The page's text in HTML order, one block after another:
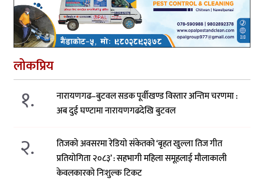
लोकप्रिय
१.
नारायणगढ–बुटवल सडक पूर्वीखण्ड विस्तार अन्तिम चरणमा :
अब दुई घण्टामा नारायणगढदेखि बुटवल
२.
तिजको अवसरमा रेडियो संकेतको ‘बृहत खुल्ला तिज गीत
प्रतियोगिता २०८३’ : सहभागी महिला समूहलाई मौलाकाली
केवलकारको निःशुल्क टिकट